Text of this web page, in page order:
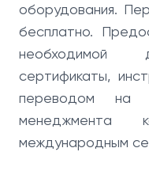
оборудования.
бесплатно.
необходимой
сертификаты,
переводом на
менеджмента
международным